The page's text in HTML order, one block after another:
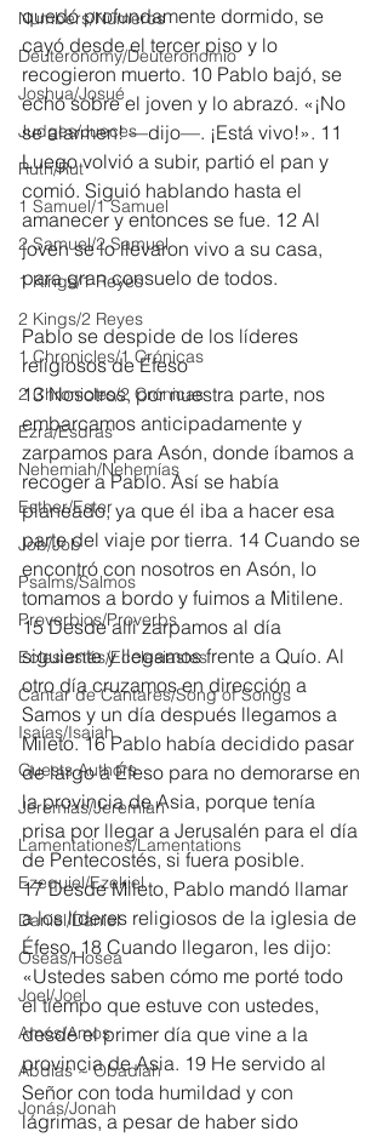
Numbers/Números
Deuteronomy/Deuteronomio
Joshua/Josué
Judges/Jueces
Ruth/Rut
1 Samuel/1 Samuel
2 Samuel/2 Samuel
1 Kings/1 Reyes
2 Kings/2 Reyes
1 Chronicles/1 Crónicas
2 Chronicles/2 Crónicas
Ezra/Esdras
Nehemiah/Nehemías
Esther/Ester
Job/Job
Psalms/Salmos
Proverbios/Proverbs
Eclesiastés/Ecclesiastes
Cantar de Cantares/Song of Songs
Isaías/Isaiah
Guests Authors
Jeremias/Jeremiah
Lamentationes/Lamentations
Ezequiel/Ezekiel
Daniel/Daniel
Oseas/Hosea
Joel/Joel
Amós/Amos
Abdías ~ Obadiah
Jonás/Jonah
quedó profundamente dormido, se
cayó desde el tercer piso y lo
recogieron muerto. 10 Pablo bajó, se
echó sobre el joven y lo abrazó. «¡No
se alarmen! —dijo—. ¡Está vivo!». 11
Luego volvió a subir, partió el pan y
comió. Siguió hablando hasta el
amanecer y entonces se fue. 12 Al
joven se lo llevaron vivo a su casa,
para gran consuelo de todos.
Pablo se despide de los líderes
religiosos de Éfeso
13 Nosotros, por nuestra parte, nos
embarcamos anticipadamente y
zarpamos para Asón, donde íbamos a
recoger a Pablo. Así se había
planeado, ya que él iba a hacer esa
parte del viaje por tierra. 14 Cuando se
encontró con nosotros en Asón, lo
tomamos a bordo y fuimos a Mitilene.
15 Desde allí zarpamos al día
siguiente y llegamos frente a Quío. Al
otro día cruzamos en dirección a
Samos y un día después llegamos a
Mileto. 16 Pablo había decidido pasar
de largo a Éfeso para no demorarse en
la provincia de Asia, porque tenía
prisa por llegar a Jerusalén para el día
de Pentecostés, si fuera posible.
17 Desde Mileto, Pablo mandó llamar
a los líderes religiosos de la iglesia de
Éfeso. 18 Cuando llegaron, les dijo:
«Ustedes saben cómo me porté todo
el tiempo que estuve con ustedes,
desde el primer día que vine a la
provincia de Asia. 19 He servido al
Señor con toda humildad y con
lágrimas, a pesar de haber sido